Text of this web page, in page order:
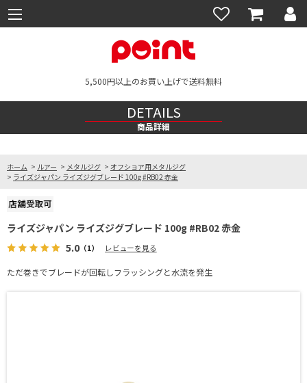
5,500円以上のお買い上げで送料無料
DETAILS
商品詳細
ホーム > ルアー > メタルジグ > オフショア用メタルジグ
> ライズジャパン ライズジグブレード 100g #RB02 赤金
ライズジャパン ライズジグブレード 100g #RB02 赤金
5.0（1） レビューを見る
ただ巻きでブレードが回転しフラッシングと水流を発生